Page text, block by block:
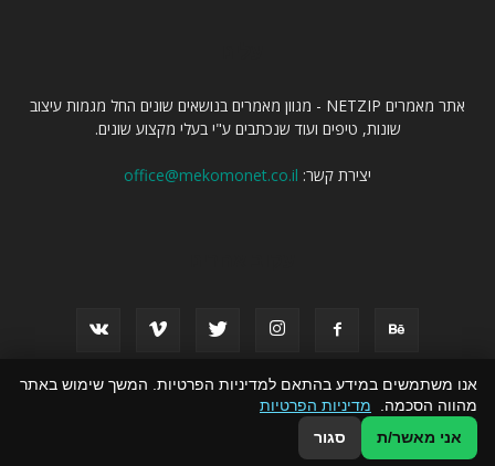
אתר מאמרים NETZIP - מגוון מאמרים בנושאים שונים החל מגמות עיצוב
שונות, טיפים ועוד שנכתבים ע"י בעלי מקצוע שונים.
יצירת קשר: office@mekomonet.co.il
פרסמו אצלנו פרסום באתרי תוכן
© כל הזכויות שמורות ל אתר מאמרים NETZIP
אנו משתמשים במידע בהתאם למדיניות הפרטיות. המשך שימוש באתר
מהווה הסכמה. מדיניות הפרטיות
אני מאשר/ת
סגור